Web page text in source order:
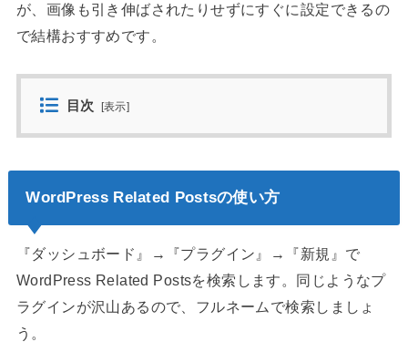
が、画像も引き伸ばされたりせずにすぐに設定できるの
で結構おすすめです。
目次 [表示]
WordPress Related Postsの使い方
『ダッシュボード』→『プラグイン』→『新規』で
WordPress Related Postsを検索します。同じようなプ
ラグインが沢山あるので、フルネームで検索しましょ
う。